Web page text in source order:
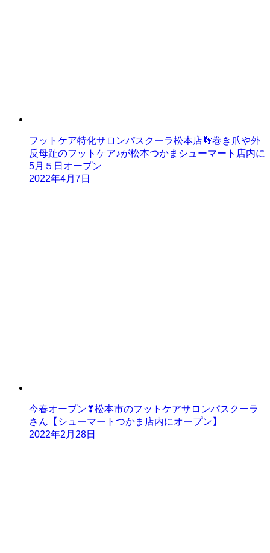
フットケア特化サロンパスクーラ松本店👣巻き爪や外
反母趾のフットケア♪が松本つかまシューマート店内に
5月５日オープン
2022年4月7日
今春オープン❣松本市のフットケアサロンパスクーラ
さん【シューマートつかま店内にオープン】
2022年2月28日